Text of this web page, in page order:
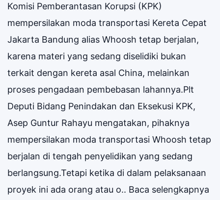
Komisi Pemberantasan Korupsi (KPK)
mempersilakan moda transportasi Kereta Cepat
Jakarta Bandung alias Whoosh tetap berjalan,
karena materi yang sedang diselidiki bukan
terkait dengan kereta asal China, melainkan
proses pengadaan pembebasan lahannya.Plt
Deputi Bidang Penindakan dan Eksekusi KPK,
Asep Guntur Rahayu mengatakan, pihaknya
mempersilakan moda transportasi Whoosh tetap
berjalan di tengah penyelidikan yang sedang
berlangsung.Tetapi ketika di dalam pelaksanaan
proyek ini ada orang atau o.. Baca selengkapnya